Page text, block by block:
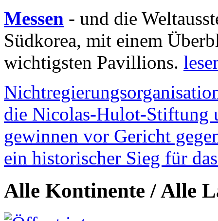
Messen - und die
Südkorea, mit einem
wichtigsten Pavillions.
die Nicolas-Hulot-Stiftung
gewinnen vor Gericht
ein historischer Sieg für
Alle Kontinente / Alle